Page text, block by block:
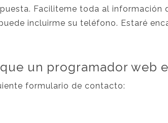
Faciliteme toda al información
incluirme su teléfono. Estaré
un programador web
formulario de contacto: